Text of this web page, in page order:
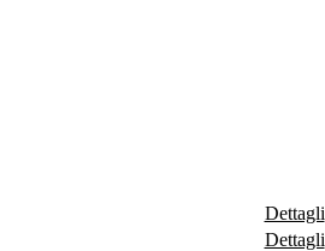
Dettagli
Dettagli